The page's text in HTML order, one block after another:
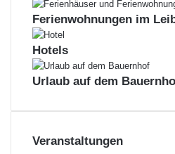
Ferienwohnungen im
Hotels
Urlaub auf dem
Veranstaltungen